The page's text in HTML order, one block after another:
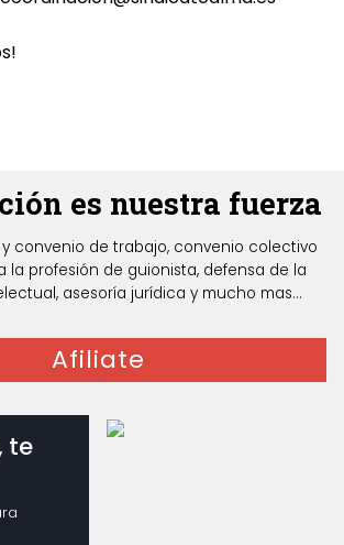
es nuestra fuerza
y convenio de trabajo, convenio colectivo
la profesión de guionista, defensa de la
asesoría jurídica y mucho mas...
Afiliate
te